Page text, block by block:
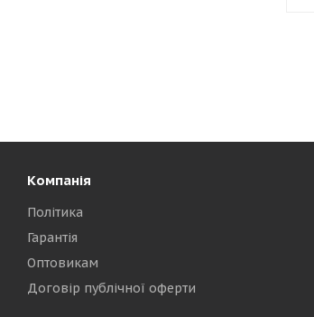
Компанія
Політика
Гарантія
Оптовикам
Договір публічної оферти